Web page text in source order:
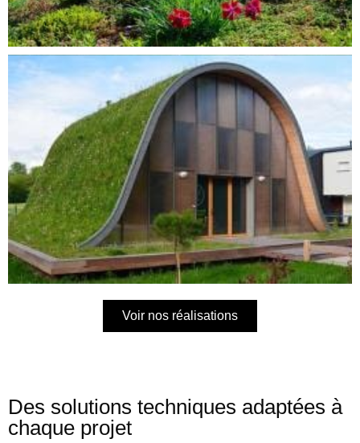
Voir nos réalisations
Des solutions techniques adaptées à
chaque projet